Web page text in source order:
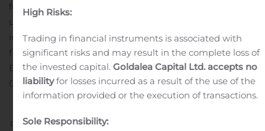
för Riksgäldens prognoser över den ekonomiska
utvecklingen. Det analytiska stödet har sin tyngdpunkt
inom makroekonomisk och finansiell analys samt inom
finansiell stabilitetsanalys.Pressbild på Mårten
BjellerupKontaktRiksgäldens pressfunktion, 08 613 47
01
Previous
High Risks:
Trading in financial instruments is associated with
significant risks and may result in the complete loss of
the invested capital.Goldalea Capital Ltd. accepts no
liabilityfor losses incurred as a result of the use of the
information provided or the execution of transactions.
Sole Responsibility: